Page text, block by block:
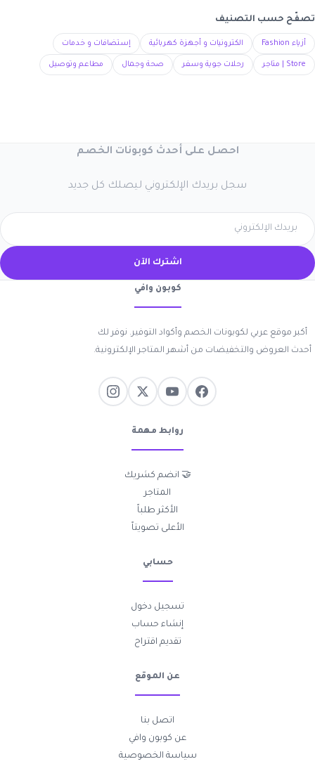
تصفّح حسب التصنيف
أزياء Fashion الكترونيات و أجهزة كهربائية إستضافات و خدمات
Store | متاجر رحلات جوية وسفر صحة وجمال مطاعم وتوصيل
احصل على أحدث كوبونات الخصم
سجل بريدك الإلكتروني ليصلك كل جديد
اشترك الآن
كوبون وافي
أكبر موقع عربي لكوبونات الخصم وأكواد التوفير. نوفر لك
أحدث العروض والتخفيضات من أشهر المتاجر الإلكترونية.
روابط مهمة
🤝 انضم كشريك
المتاجر
الأكثر طلباً
الأعلى تصويتاً
حسابي
تسجيل دخول
إنشاء حساب
تقديم اقتراح
عن الموقع
اتصل بنا
عن كوبون وافي
سياسة الخصوصية